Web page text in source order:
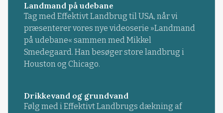
Landmand på udebane
Tag med Effektivt Landbrug til USA, når vi
præsenterer vores nye videoserie »Landmand
på udebane« sammen med Mikkel
Smedegaard. Han besøger store landbrug i
Houston og Chicago.
Drikkevand og grundvand
Følg med i Effektivt Landbrugs dækning af